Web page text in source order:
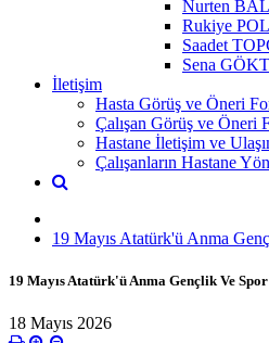
Nurten
Rukiye
Saadet
Sena
İletişim
Hasta Görüş ve Öneri
Çalışan Görüş ve Öneri
Hastane İletişim ve
Çalışanların Hastane
19 Mayıs Atatürk'ü Anma
19 Mayıs Atatürk'ü Anma Gençlik Ve
18 Mayıs 2026